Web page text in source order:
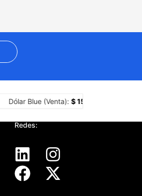
El conflicto con Brasil y los límites
Dólar Blue (Venta):$ 1530,00
Redes: